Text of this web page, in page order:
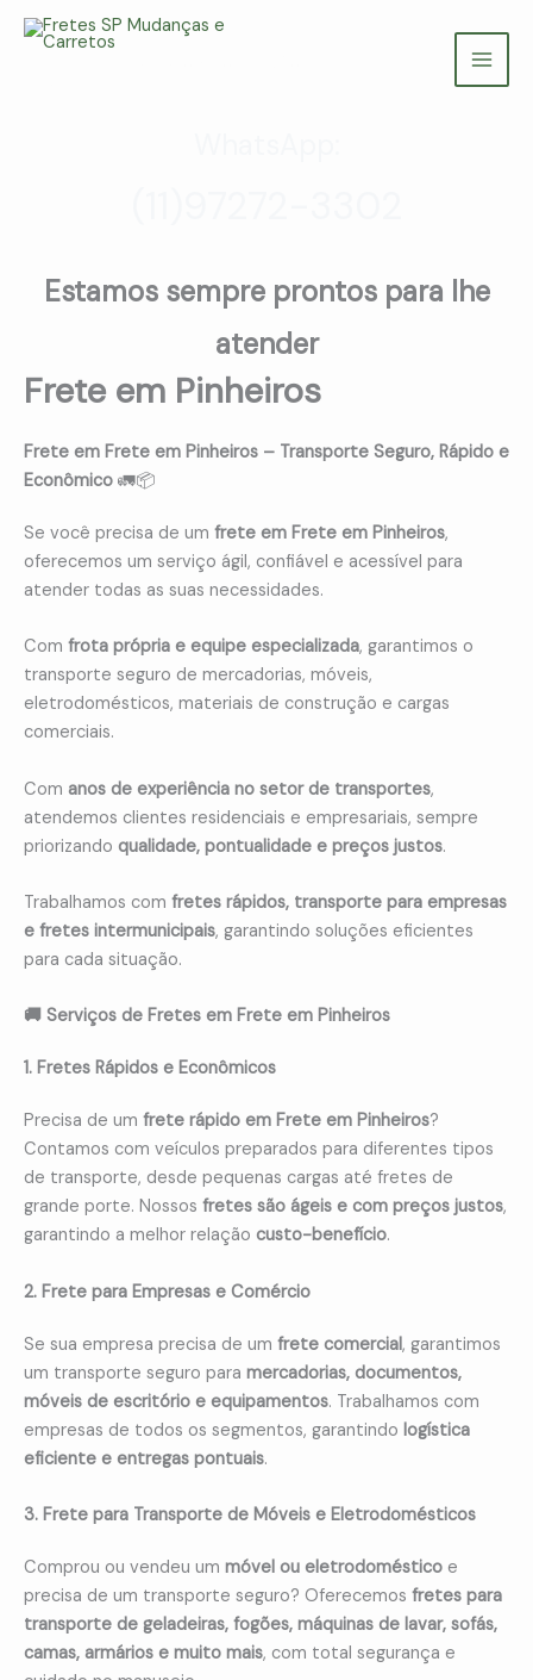
para
Estamos sempre prontos para lhe
atender
Frete em Pinheiros
Frete em Frete em Pinheiros – Transporte Seguro, Rápido e
Econômico 🚛📦
Se você precisa de um frete em Frete em Pinheiros,
oferecemos um serviço ágil, confiável e acessível para
atender todas as suas necessidades.
Com frota própria e equipe especializada, garantimos o
transporte seguro de mercadorias, móveis,
eletrodomésticos, materiais de construção e cargas
comerciais.
Com anos de experiência no setor de transportes,
atendemos clientes residenciais e empresariais, sempre
priorizando qualidade, pontualidade e preços justos.
Trabalhamos com fretes rápidos, transporte para empresas
e fretes intermunicipais, garantindo soluções eficientes
para cada situação.
🚚 Serviços de Fretes em Frete em Pinheiros
1. Fretes Rápidos e Econômicos
Precisa de um frete rápido em Frete em Pinheiros?
Contamos com veículos preparados para diferentes tipos
de transporte, desde pequenas cargas até fretes de
grande porte. Nossos fretes são ágeis e com preços justos,
garantindo a melhor relação custo-benefício.
2. Frete para Empresas e Comércio
Se sua empresa precisa de um frete comercial, garantimos
um transporte seguro para mercadorias, documentos,
móveis de escritório e equipamentos. Trabalhamos com
empresas de todos os segmentos, garantindo logística
eficiente e entregas pontuais.
3. Frete para Transporte de Móveis e Eletrodomésticos
Comprou ou vendeu um móvel ou eletrodoméstico e
precisa de um transporte seguro? Oferecemos fretes para
transporte de geladeiras, fogões, máquinas de lavar, sofás,
camas, armários e muito mais, com total segurança e